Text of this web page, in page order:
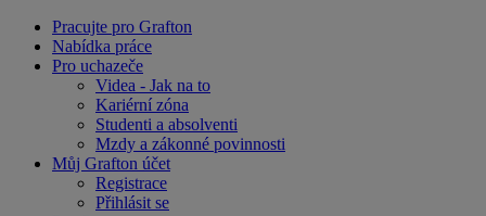
Pracujte pro Grafton
Nabídka práce
Pro uchazeče
Videa - Jak na to
Kariérní zóna
Studenti a absolventi
Mzdy a zákonné povinnosti
Můj Grafton účet
Registrace
Přihlásit se